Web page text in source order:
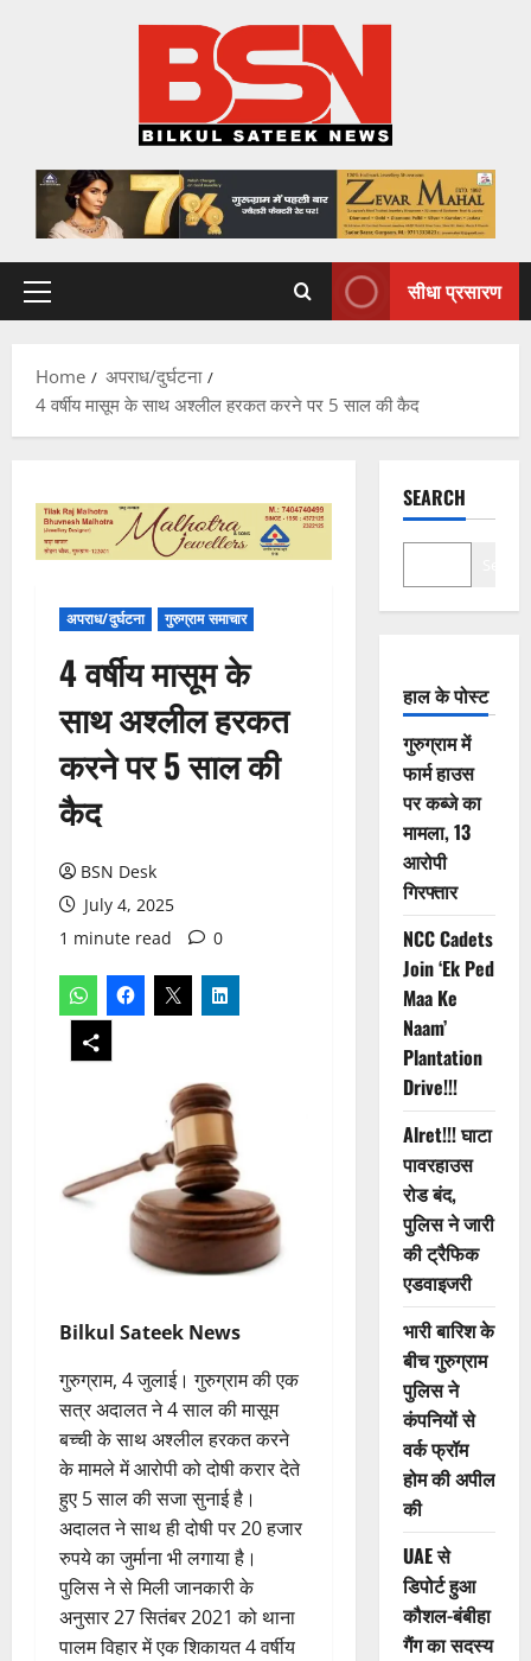
Primary
सीधा प्रसारण
Home
अपराध/दुर्घटना
4 वर्षीय मासूम के साथ अश्लील हरकत करने पर 5 साल की कैद
अपराध/दुर्घटना गुरुग्राम समाचार
4 वर्षीय मासूम के
साथ अश्लील हरकत
करने पर 5 साल की
कैद
BSN Desk
July 4, 2025
1 minute read
0
Bilkul Sateek News
गुरुग्राम, 4 जुलाई। गुरुग्राम की एक
सत्र अदालत ने 4 साल की मासूम
बच्ची के साथ अश्लील हरकत करने
के मामले में आरोपी को दोषी करार देते
हुए 5 साल की सजा सुनाई है।
अदालत ने साथ ही दोषी पर 20 हजार
रुपये का जुर्माना भी लगाया है।
पुलिस ने से मिली जानकारी के
अनुसार 27 सितंबर 2021 को थाना
पालम विहार में एक शिकायत 4 वर्षीय
SEARCH
हाल के पोस्ट
गुरुग्राम में
फार्म हाउस
पर कब्जे का
मामला, 13
आरोपी
गिरफ्तार
NCC Cadets
Join ‘Ek Ped
Maa Ke
Naam’
Plantation
Drive!!!
Alret!!! घाटा
पावरहाउस
रोड बंद,
पुलिस ने जारी
की ट्रैफिक
एडवाइजरी
भारी बारिश के
बीच गुरुग्राम
पुलिस ने
कंपनियों से
वर्क फ्रॉम
होम की अपील
की
UAE से
डिपोर्ट हुआ
कौशल-बंबीहा
गैंग का सदस्य